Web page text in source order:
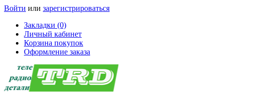
Войти или зарегистрироваться
Закладки (0)
Личный кабинет
Корзина покупок
Оформление заказа